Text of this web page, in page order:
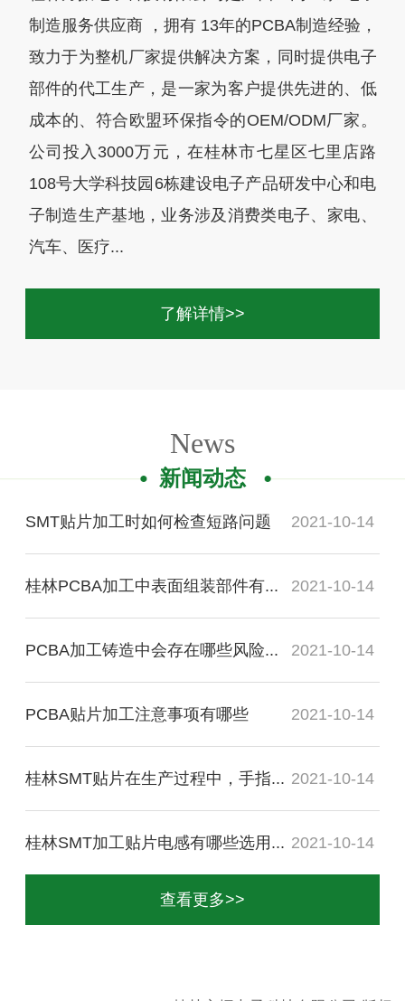
制造服务供应商 ，拥有 13年的PCBA制造经验，
致力于为整机厂家提供解决方案，同时提供电子
部件的代工生产，是一家为客户提供先进的、低
成本的、符合欧盟环保指令的OEM/ODM厂家。
公司投入3000万元，在桂林市七星区七里店路
108号大学科技园6栋建设电子产品研发中心和电
子制造生产基地，业务涉及消费类电子、家电、
汽车、医疗...
了解详情>>
News
新闻动态
SMT贴片加工时如何检查短路问题 2021-10-14
桂林PCBA加工中表面组装部件有... 2021-10-14
PCBA加工铸造中会存在哪些风险... 2021-10-14
PCBA贴片加工注意事项有哪些 2021-10-14
桂林SMT贴片在生产过程中，手指... 2021-10-14
桂林SMT加工贴片电感有哪些选用... 2021-10-14
查看更多>>